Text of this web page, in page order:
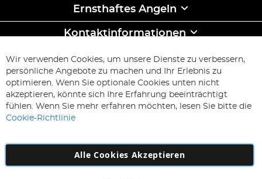
Ernsthaftes Angeln
Kontaktinformationen
ABONNIEREN & SPAREN
Melden
Sie
unseren
Newsletter
Abonnieren
Wir verwenden Cookies, um unsere Dienste zu verbessern,
persönliche Angebote zu machen und Ihr Erlebnis zu
optimieren. Wenn Sie optionale Cookies unten nicht
akzeptieren, könnte sich Ihre Erfahrung beeinträchtigt
fühlen. Wenn Sie mehr erfahren möchten, lesen Sie bitte die
Cookie-Richtlinie
Alle Cookies Akzeptieren